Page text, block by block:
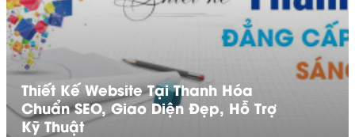
Thiết Kế Website Tại Thanh Hóa
Chuẩn SEO, Giao Diện Đẹp, Hỗ Trợ
Kỹ Thuật